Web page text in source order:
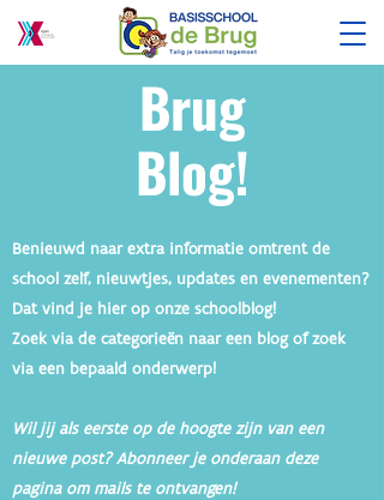
Brug
Blog!
Benieuwd naar extra informatie omtrent de
school zelf, nieuwtjes, updates en evenementen?
Dat vind je hier op onze schoolblog!
Zoek via de categorieën naar een blog of zoek
via een bepaald onderwerp!
Wil jij als eerste op de hoogte zijn van een
nieuwe post?Abonneerje onderaan deze
pagina om mails te ontvangen!